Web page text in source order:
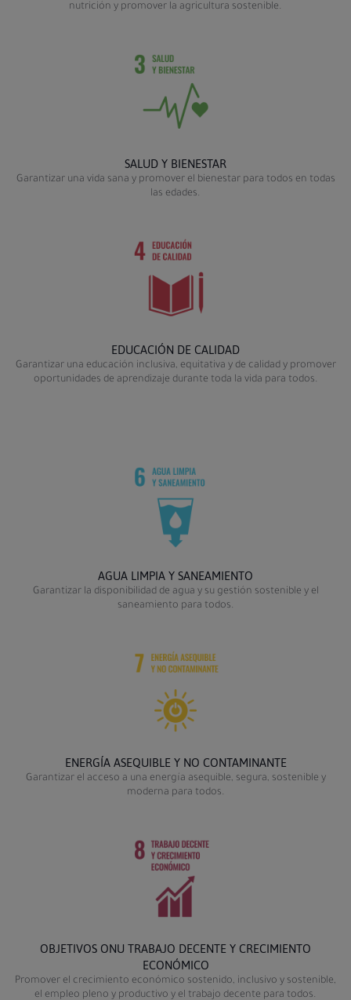
nutrición y promover la agricultura sostenible.
SALUD Y BIENESTAR
Garantizar una vida sana y promover el bienestar para todos en todas
las edades.
EDUCACIÓN DE CALIDAD
Garantizar una educación inclusiva, equitativa y de calidad y promover
oportunidades de aprendizaje durante toda la vida para todos.
AGUA LIMPIA Y SANEAMIENTO
Garantizar la disponibilidad de agua y su gestión sostenible y el
saneamiento para todos.
ENERGÍA ASEQUIBLE Y NO CONTAMINANTE
Garantizar el acceso a una energía asequible, segura, sostenible y
moderna para todos.
OBJETIVOS ONU TRABAJO DECENTE Y CRECIMIENTO
ECONÓMICO
Promover el crecimiento económico sostenido, inclusivo y sostenible,
el empleo pleno y productivo y el trabajo decente para todos.